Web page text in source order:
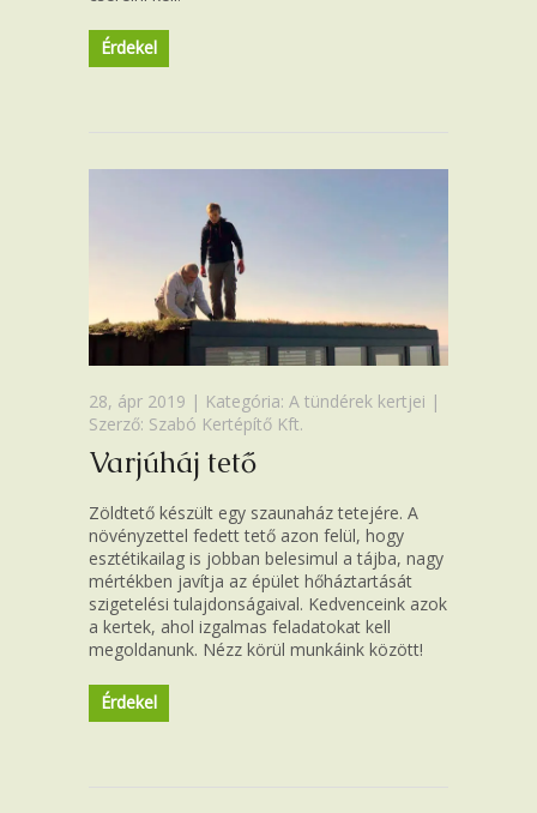
Érdekel
28, ápr 2019 | Kategória: A tündérek kertjei |
Szerző: Szabó Kertépítő Kft.
Varjúháj tető
Zöldtető készült egy szaunaház tetejére. A
növényzettel fedett tető azon felül, hogy
esztétikailag is jobban belesimul a tájba, nagy
mértékben javítja az épület hőháztartását
szigetelési tulajdonságaival. Kedvenceink azok
a kertek, ahol izgalmas feladatokat kell
megoldanunk. Nézz körül munkáink között!
Érdekel